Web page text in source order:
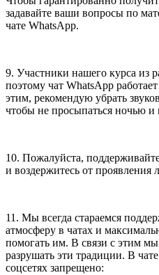
задавайте ваши вопросы по
чате WhatsApp.
9. Участники нашего курса из
поэтому чат WhatsApp
этим, рекомендую убрать
чтобы не просыпаться ночью и
10. Пожалуйста,
и воздержитесь от проявления
11. Мы всегда стараемся
атмосферу в чатах и
помогать им. В связи с этим
разрушать эти традиции. В
соцсетях запрещено: